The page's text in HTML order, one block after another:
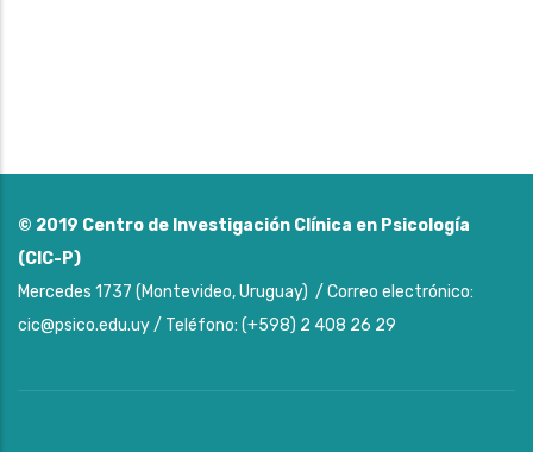
© 2019 Centro de Investigación Clínica en Psicología
(CIC-P)
Mercedes 1737 (Montevideo, Uruguay) / Correo electrónico:
cic@psico.edu.uy / Teléfono: (+598) 2 408 26 29